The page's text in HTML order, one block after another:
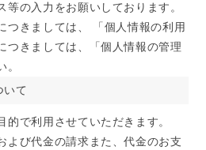
等の入力をお願いしております。
つきましては、 「個人情報の利用
つきましては、「個人情報の管理
。
いて
的で利用させていただきます。
よび代金の請求また、代金のお支